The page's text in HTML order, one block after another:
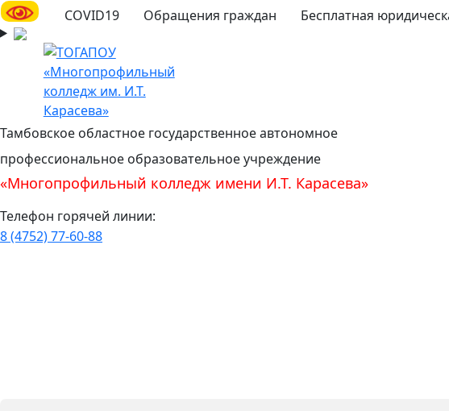
COVID19 Обращения граждан Бесплатная
Тамбовское областное государственное автономное
профессиональное образовательное учреждение
«Многопрофильный колледж имени И.Т. Карасева»
Телефон горячей линии:
8 (4752) 77-60-88